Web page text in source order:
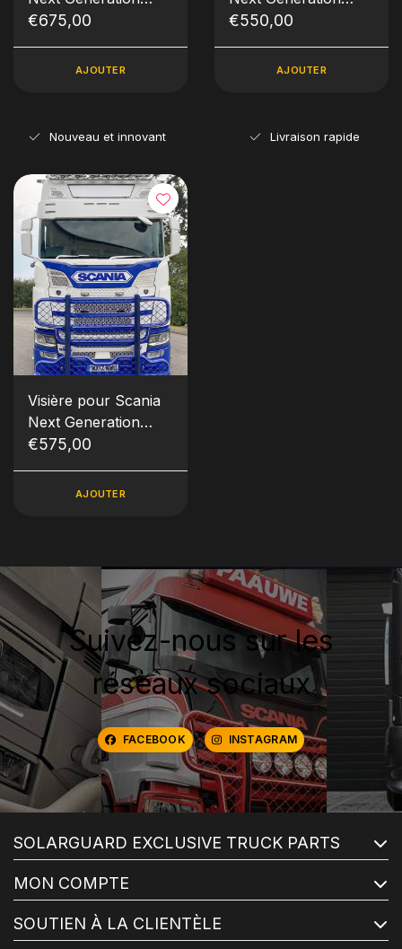
type 3D vieilles
€675,00
AJOUTER
type 3A
€550,00
AJOUTER
Nouveau et innovant Livraison rapide
Visière pour Scania
Next Generation
type 3D
€575,00
AJOUTER
Suivez-nous sur les
réseaux sociaux
FACEBOOK INSTAGRAM
SOLARGUARD EXCLUSIVE TRUCK PARTS
MON COMPTE
SOUTIEN À LA CLIENTÈLE